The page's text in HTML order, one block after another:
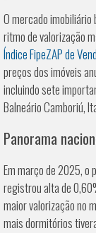
O mercado
ritmo de valorização
Índice FipeZAP de
preços dos imóveis
incluindo sete
Balneário Camboriú,
Panorama
Em março de 2025, o
registrou alta de
maior valorização no
mais dormitórios